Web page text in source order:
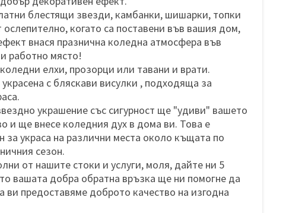
блестящи звезди, камбанки, шишарки, топки
когато са поставени във вашия дом,
внася празнична коледна атмосфера във
работно място!
елхи, прозорци или тавани и врати.
украсена с бляскави висулки , подходяща за
украшение със сигурност ще "удиви" вашето
и ще внесе коледния дух в дома ви. Това е
за украса на различни места около къщата по
сезон.
от нашите стоки и услуги, моля, дайте ни 5
вашата добра обратна връзка ще ни помогне да
предоставяме доброто качество на изгодна